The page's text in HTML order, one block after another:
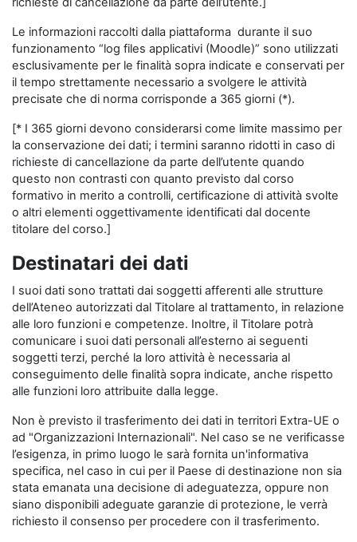
Le informazioni raccolti dalla piattaforma durante il suo
funzionamento “log files applicativi (Moodle)” sono utilizzati
esclusivamente per le finalità sopra indicate e conservati per
il tempo strettamente necessario a svolgere le attività
precisate che di norma corrisponde a 365 giorni (*).
[* I 365 giorni devono considerarsi come limite massimo per
la conservazione dei dati; i termini saranno ridotti in caso di
richieste di cancellazione da parte dell’utente quando
questo non contrasti con quanto previsto dal corso
formativo in merito a controlli, certificazione di attività svolte
o altri elementi oggettivamente identificati dal docente
titolare del corso.]
Destinatari dei dati
I suoi dati sono trattati dai soggetti afferenti alle strutture
dell’Ateneo autorizzati dal Titolare al trattamento, in relazione
alle loro funzioni e competenze. Inoltre, il Titolare potrà
comunicare i suoi dati personali all’esterno ai seguenti
soggetti terzi, perché la loro attività è necessaria al
conseguimento delle finalità sopra indicate, anche rispetto
alle funzioni loro attribuite dalla legge.
Non è previsto il trasferimento dei dati in territori Extra-UE o
ad "Organizzazioni Internazionali". Nel caso se ne verificasse
l’esigenza, in primo luogo le sarà fornita un'informativa
specifica, nel caso in cui per il Paese di destinazione non sia
stata emanata una decisione di adeguatezza, oppure non
siano disponibili adeguate garanzie di protezione, le verrà
richiesto il consenso per procedere con il trasferimento.